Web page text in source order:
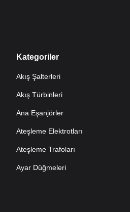
Kategoriler
Akış Şalterleri
Akış Türbinleri
Ana Eşanjörler
Ateşleme Elektrotları
Ateşleme Trafoları
Ayar Düğmeleri